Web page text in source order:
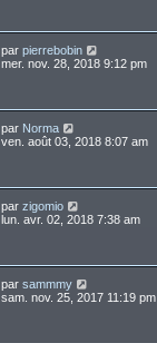
par pierrebobin
mer. nov. 28, 2018 9:12 pm
par Norma
ven. août 03, 2018 8:07 am
par zigomio
lun. avr. 02, 2018 7:38 am
par sammmy
sam. nov. 25, 2017 11:19 pm